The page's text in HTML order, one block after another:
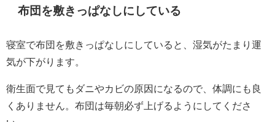
布団を敷きっぱなしにしている
寝室で布団を敷きっぱなしにしていると、湿気がたまり運
気が下がります。
衛生面で見てもダニやカビの原因になるので、体調にも良
くありません。布団は毎朝必ず上げるようにしてくださ